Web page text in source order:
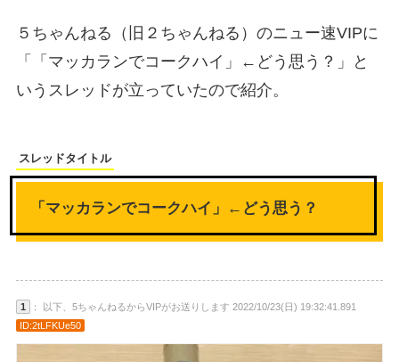
５ちゃんねる（旧２ちゃんねる）のニュー速VIPに
「「マッカランでコークハイ」←どう思う？」と
いうスレッドが立っていたので紹介。
スレッドタイトル
「マッカランでコークハイ」←どう思う？
1
： 以下、5ちゃんねるからVIPがお送りします 2022/10/23(日) 19:32:41.891
ID:2tLFKUe50